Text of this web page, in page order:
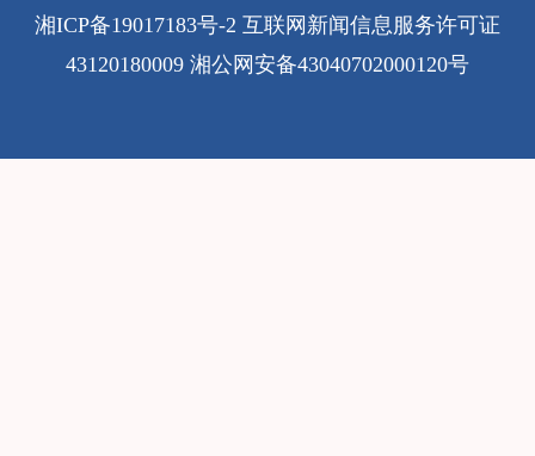
湘ICP备19017183号-2 互联网新闻信息服务许可证
43120180009 湘公网安备43040702000120号